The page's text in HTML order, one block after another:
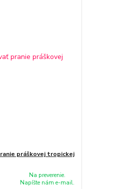
práškovej tropickej
Na preverenie.
Napíšte nám e-mail.